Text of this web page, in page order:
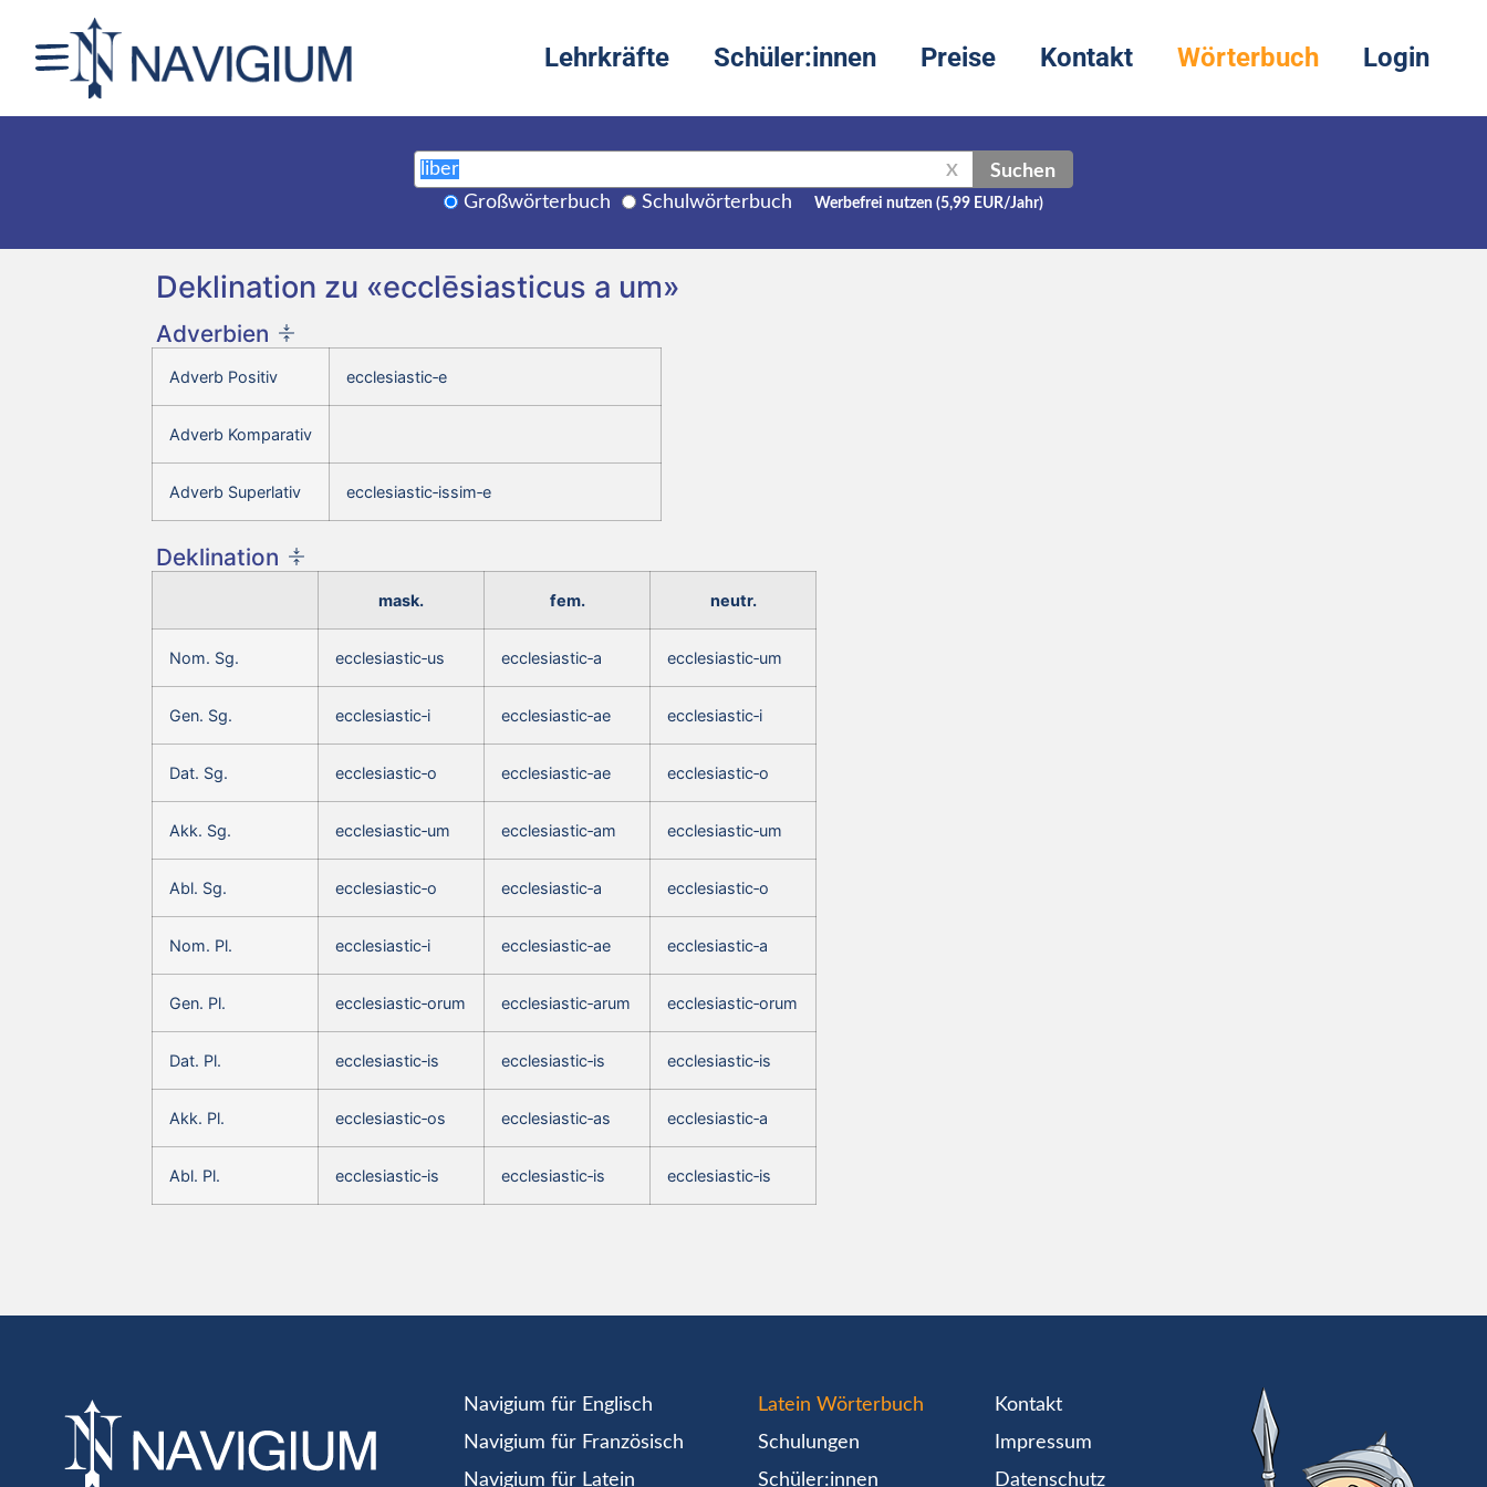
Lehrkräfte Schüler:innen Preise Kontakt Wörterbuch Login
X Suchen
Großwörterbuch Schulwörterbuch Werbefrei nutzen (5,99 EUR/Jahr)
Deklination zu «ecclēsiasticus a um»
Adverbien
Adverb Positiv ecclesiastic‑e
Adverb Komparativ
Adverb Superlativ ecclesiastic‑issim‑e
Deklination
mask. fem. neutr.
Nom. Sg. ecclesiastic‑us ecclesiastic‑a ecclesiastic‑um
Gen. Sg. ecclesiastic‑i ecclesiastic‑ae ecclesiastic‑i
Dat. Sg. ecclesiastic‑o ecclesiastic‑ae ecclesiastic‑o
Akk. Sg. ecclesiastic‑um ecclesiastic‑am ecclesiastic‑um
Abl. Sg. ecclesiastic‑o ecclesiastic‑a ecclesiastic‑o
Nom. Pl. ecclesiastic‑i ecclesiastic‑ae ecclesiastic‑a
Gen. Pl. ecclesiastic‑orum ecclesiastic‑arum ecclesiastic‑orum
Dat. Pl. ecclesiastic‑is ecclesiastic‑is ecclesiastic‑is
Akk. Pl. ecclesiastic‑os ecclesiastic‑as ecclesiastic‑a
Abl. Pl. ecclesiastic‑is ecclesiastic‑is ecclesiastic‑is
Navigium für Englisch
Navigium für Französisch
Navigium für Latein
Latein Wörterbuch
Schulungen
Schüler:innen
Kontakt
Impressum
Datenschutz